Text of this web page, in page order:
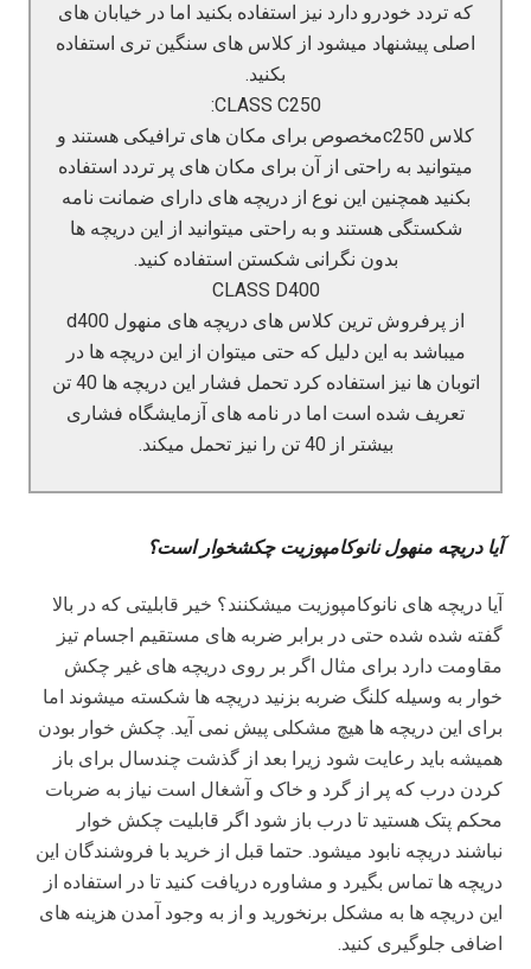
که تردد خودرو دارد نیز استفاده بکنید اما در خیابان های
اصلی پیشنهاد میشود از کلاس های سنگین تری استفاده
بکنید.
CLASS C250:
کلاس c250مخصوص برای مکان های ترافیکی هستند و
میتوانید به راحتی از آن برای مکان های پر تردد استفاده
بکنید همچنین این نوع از دریچه های دارای ضمانت نامه
شکستگی هستند و به راحتی میتوانید از این دریچه ها
بدون نگرانی شکستن استفاده کنید.
CLASS D400
از پرفروش ترین کلاس های دریچه های منهول d400
میباشد به این دلیل که حتی میتوان از این دریچه ها در
اتوبان ها نیز استفاده کرد تحمل فشار این دریچه ها 40 تن
تعریف شده است اما در نامه های آزمایشگاه فشاری
بیشتر از 40 تن را نیز تحمل میکند.
آیا دریچه منهول نانوکامپوزیت چکشخوار است؟
آیا دریچه های نانوکامپوزیت میشکنند؟ خیر قابلیتی که در بالا
گفته شده شده حتی در برابر ضربه های مستقیم اجسام تیز
مقاومت دارد برای مثال اگر بر روی دریچه های غیر چکش
خوار به وسیله کلنگ ضربه بزنید دریچه ها شکسته میشوند اما
برای این دریچه ها هیچ مشکلی پیش نمی آید. چکش خوار بودن
همیشه باید رعایت شود زیرا بعد از گذشت چندسال برای باز
کردن درب که پر از گرد و خاک و آشغال است نیاز به ضربات
محکم پتک هستید تا درب باز شود اگر قابلیت چکش خوار
نباشند دریچه نابود میشود. حتما قبل از خرید با فروشندگان این
دریچه ها تماس بگیرد و مشاوره دریافت کنید تا در استفاده از
این دریچه ها به مشکل برنخورید و از به وجود آمدن هزینه های
اضافی جلوگیری کنید.